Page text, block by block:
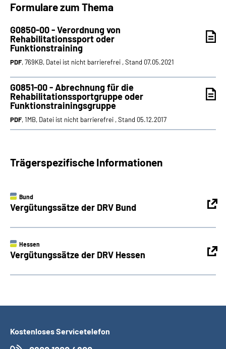
Formulare zum Thema
G0850-00 - Verordnung von
Rehabilitationssport oder
Funktionstraining
PDF, 769KB, Datei ist nicht barrierefrei , Stand 07.05.2021
G0851-00 - Abrechnung für die
Rehabilitationssportgruppe oder
Funktionstrainingsgruppe
PDF, 1MB, Datei ist nicht barrierefrei , Stand 05.12.2017
Trägerspezifische Informationen
Bund
Vergütungssätze der DRV Bund
Hessen
Vergütungssätze der DRV Hessen
Kostenloses Servicetelefon